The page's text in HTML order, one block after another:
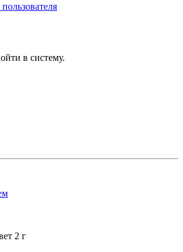
в систему.
2 г